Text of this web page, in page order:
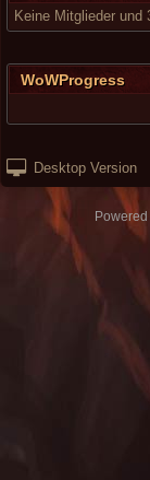
Keine Mitglieder und
WoWProgress
Desktop Version